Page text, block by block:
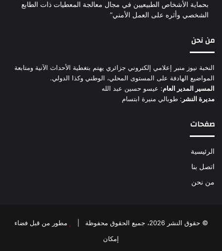
بحماية الأشخاص الطبيعيين في مجال معالجة المعطيات ذات الطابع
الشخصي وأثره على العمل الأمني”
من نحن
النخبة نيوز منبر إعلامي إلكتروني جزائري يهتم بتغطية الأحداث الآنية ومتابعة
المواضيع الهادفة على المستوى المحلي، الوطني وكذا الدولي.
المسير المدير العام: عيسو حسين عبد الله
مديرة النشر : طوبالي منيرة ابتسام
صفحات
الرئيسية
اتصل بنا
من نحن
© حقوق النشر 2026، جميع الحقوق محفوظة |
مطور من قبل فضاء
إمكان